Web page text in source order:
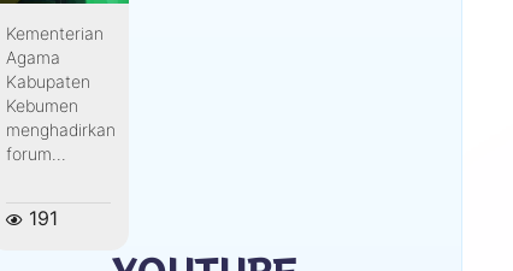
Kementerian
Agama
Kabupaten
Kebumen
menghadirkan
forum...
191